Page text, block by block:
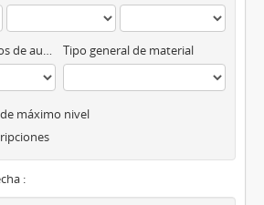
Régimen de derechos de autor Tipo general de material
máximo nivel
: